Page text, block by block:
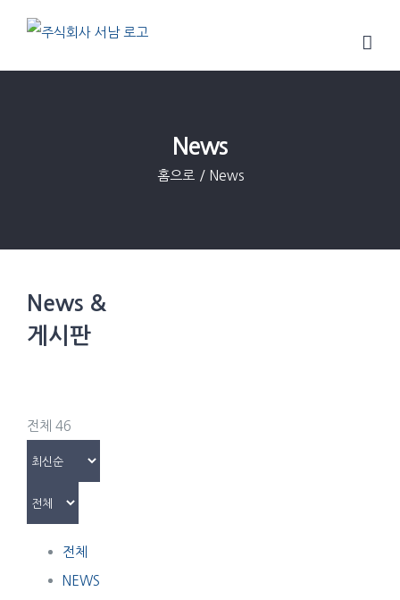
content
News
홈으로 / News
News &
게시판
전체 46
전체
NEWS